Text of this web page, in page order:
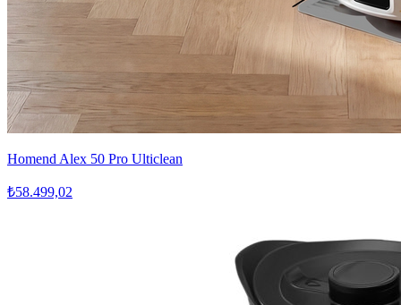
Homend Alex 50 Pro Ulticlean
₺58.499,02